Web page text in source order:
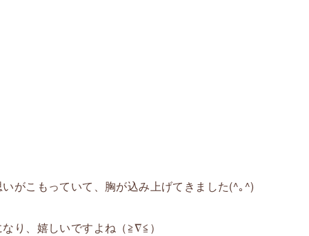
がこもっていて、胸が込み上げてきました(^｡^)
り、嬉しいですよね（≧∇≦）